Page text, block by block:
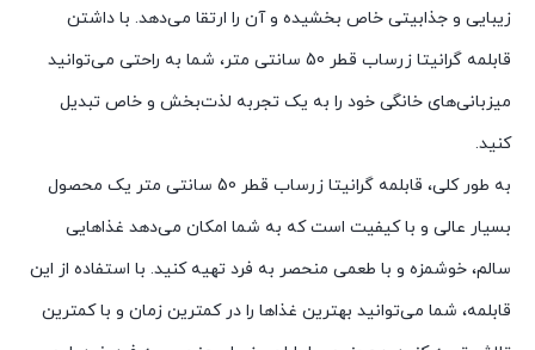
زیبایی و جذابیتی خاص بخشیده و آن را ارتقا می‌دهد. با داشتن
قابلمه گرانیتا زرساب قطر 50 سانتی متر، شما به راحتی می‌توانید
میزبانی‌های خانگی خود را به یک تجربه لذت‌بخش و خاص تبدیل
کنید.
به طور کلی، قابلمه گرانیتا زرساب قطر 50 سانتی متر یک محصول
بسیار عالی و با کیفیت است که به شما امکان می‌دهد غذاهایی
سالم، خوشمزه و با طعمی منحصر به فرد تهیه کنید. با استفاده از این
قابلمه، شما می‌توانید بهترین غذاها را در کمترین زمان و با کمترین